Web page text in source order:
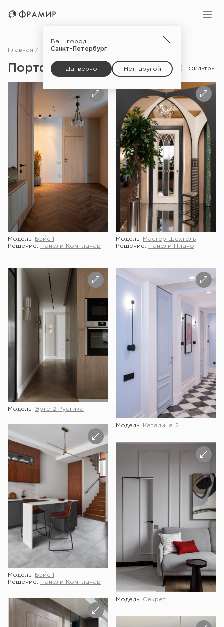
Ваш город:
Санкт-Петербург
Да, верно Нет, другой
Главная Портфолио
Портфолио Фильтры
Модель:
Бэйс 1
Решение:
Панели Компланар
Модель:
Мастер Шехтель
Решение:
Панели Пиано
Модель: Эрте 2 Рустика
Модель: Каталина 2
Модель:
Бэйс 1
Решение:
Панели Компланар
Модель: Секрет